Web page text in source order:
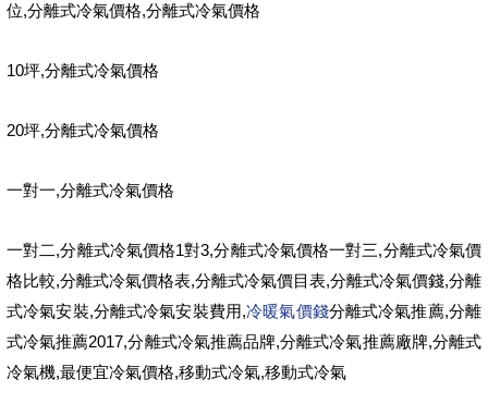
位,分離式冷氣價格,分離式冷氣價格
10坪,分離式冷氣價格
20坪,分離式冷氣價格
一對一,分離式冷氣價格
一對二,分離式冷氣價格1對3,分離式冷氣價格一對三,分離式冷氣價
格比較,分離式冷氣價格表,分離式冷氣價目表,分離式冷氣價錢,分離
式冷氣安裝,分離式冷氣安裝費用,冷暖氣價錢分離式冷氣推薦,分離
式冷氣推薦2017,分離式冷氣推薦品牌,分離式冷氣推薦廠牌,分離式
冷氣機,最便宜冷氣價格,移動式冷氣,移動式冷氣